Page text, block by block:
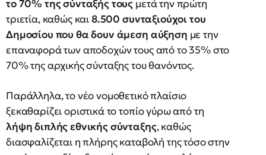
το 70% της σύνταξής τους μετά την πρώτη
τριετία, καθώς και8.500 συνταξιούχοι του
Δημοσίου που θα δουν άμεση αύξηση με την
επαναφορά των αποδοχών τους από το 35% στο
70% της αρχικής σύνταξης του θανόντος.
Παράλληλα, το νέο νομοθετικό πλαίσιο
ξεκαθαρίζει οριστικά το τοπίο γύρω από τη
λήψη διπλής εθνικής σύνταξης, καθώς
διασφαλίζεται η πλήρης καταβολή της τόσο στην